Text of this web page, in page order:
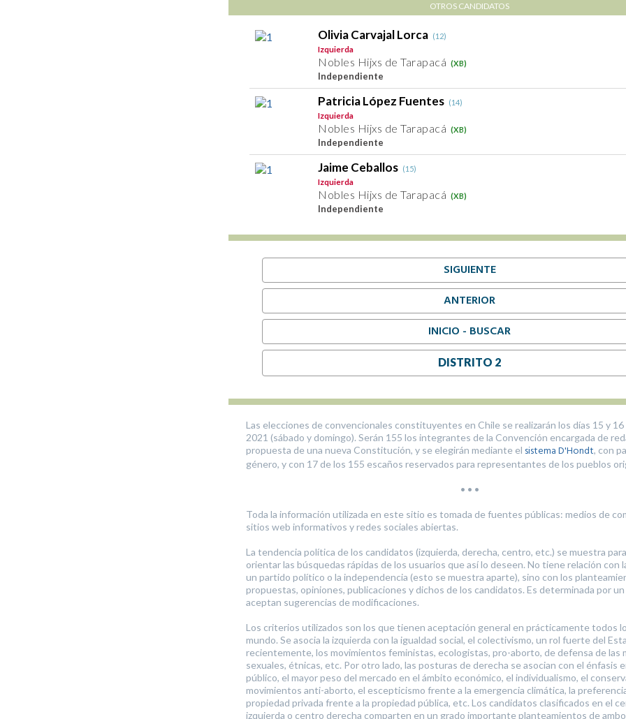
OTROS CANDIDATOS
Olivia Carvajal Lorca (12)
Izquierda
Nobles Hijxs de Tarapacá (XB)
Independiente
Patricia López Fuentes (14)
Izquierda
Nobles Hijxs de Tarapacá (XB)
Independiente
Jaime Ceballos (15)
Izquierda
Nobles Hijxs de Tarapacá (XB)
Independiente
SIGUIENTE
ANTERIOR
INICIO - BUSCAR
DISTRITO 2
Las elecciones de convencionales constituyentes en Chile se realizarán los días 15 y 16
2021 (sábado y domingo). Serán 155 los integrantes de la Convención encargada de
propuesta de una nueva Constitución, y se elegirán mediante el sistema D'Hondt, con
género, y con 17 de los 155 escaños reservados para representantes de los pueblos
• • •
Toda la información utilizada en este sitio es tomada de fuentes públicas: medios de
sitios web informativos y redes sociales abiertas.
La tendencia política de los candidatos (izquierda, derecha, centro, etc.) se muestra
orientar las búsquedas rápidas de los usuarios que así lo deseen. No tiene relación con
un partido político o la independencia (esto se muestra aparte), sino con los
propuestas, opiniones, publicaciones y dichos de los candidatos. Es determinada por
aceptan sugerencias de modificaciones.
Los criterios utilizados son los que tienen aceptación general en prácticamente todos
mundo. Se asocia la izquierda con la igualdad social, el colectivismo, un rol fuerte del
recientemente, los movimientos feministas, ecologistas, pro-aborto, de defensa de las
sexuales, étnicas, etc. Por otro lado, las posturas de derecha se asocian con el énfasis
público, el mayor peso del mercado en el ámbito económico, el individualismo, el
movimientos anti-aborto, el escepticismo frente a la emergencia climática, la
propiedad privada frente a la propiedad pública, etc. Los candidatos clasificados en el
izquierda o centro derecha comparten en un grado importante planteamientos de